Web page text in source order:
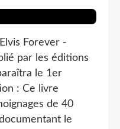
Forever -
par les éditions
le 1er
: Ce livre
de 40
le